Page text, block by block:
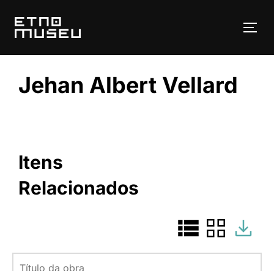
para
Jehan Albert Vellard
Itens
Relacionados